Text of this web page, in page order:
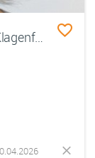
International student seeking WG in Klagenfurt (September–July, flexible dates, flexible rent budget)